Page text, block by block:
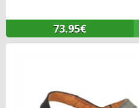
73.95€